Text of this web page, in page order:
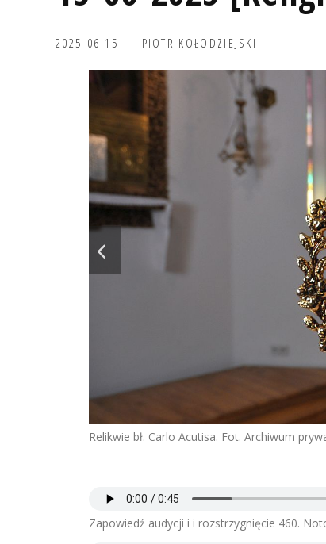
2025-06-15 PIOTR KOŁODZIEJSKI
Relikwie bł. Carlo Acutisa. Fot. Archiwum
Zapowiedź audycji i i rozstrzygnięcie 460.